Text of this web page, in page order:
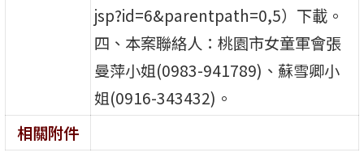
jsp?id=6&parentpath=0,5）下載。
四、本案聯絡人：桃園市女童軍會張
曼萍小姐(0983-941789)、蘇雪卿小
姐(0916-343432)。
相關附件